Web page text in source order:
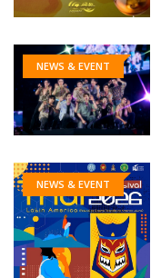
NEWS & EVENT
NEWS & EVENT